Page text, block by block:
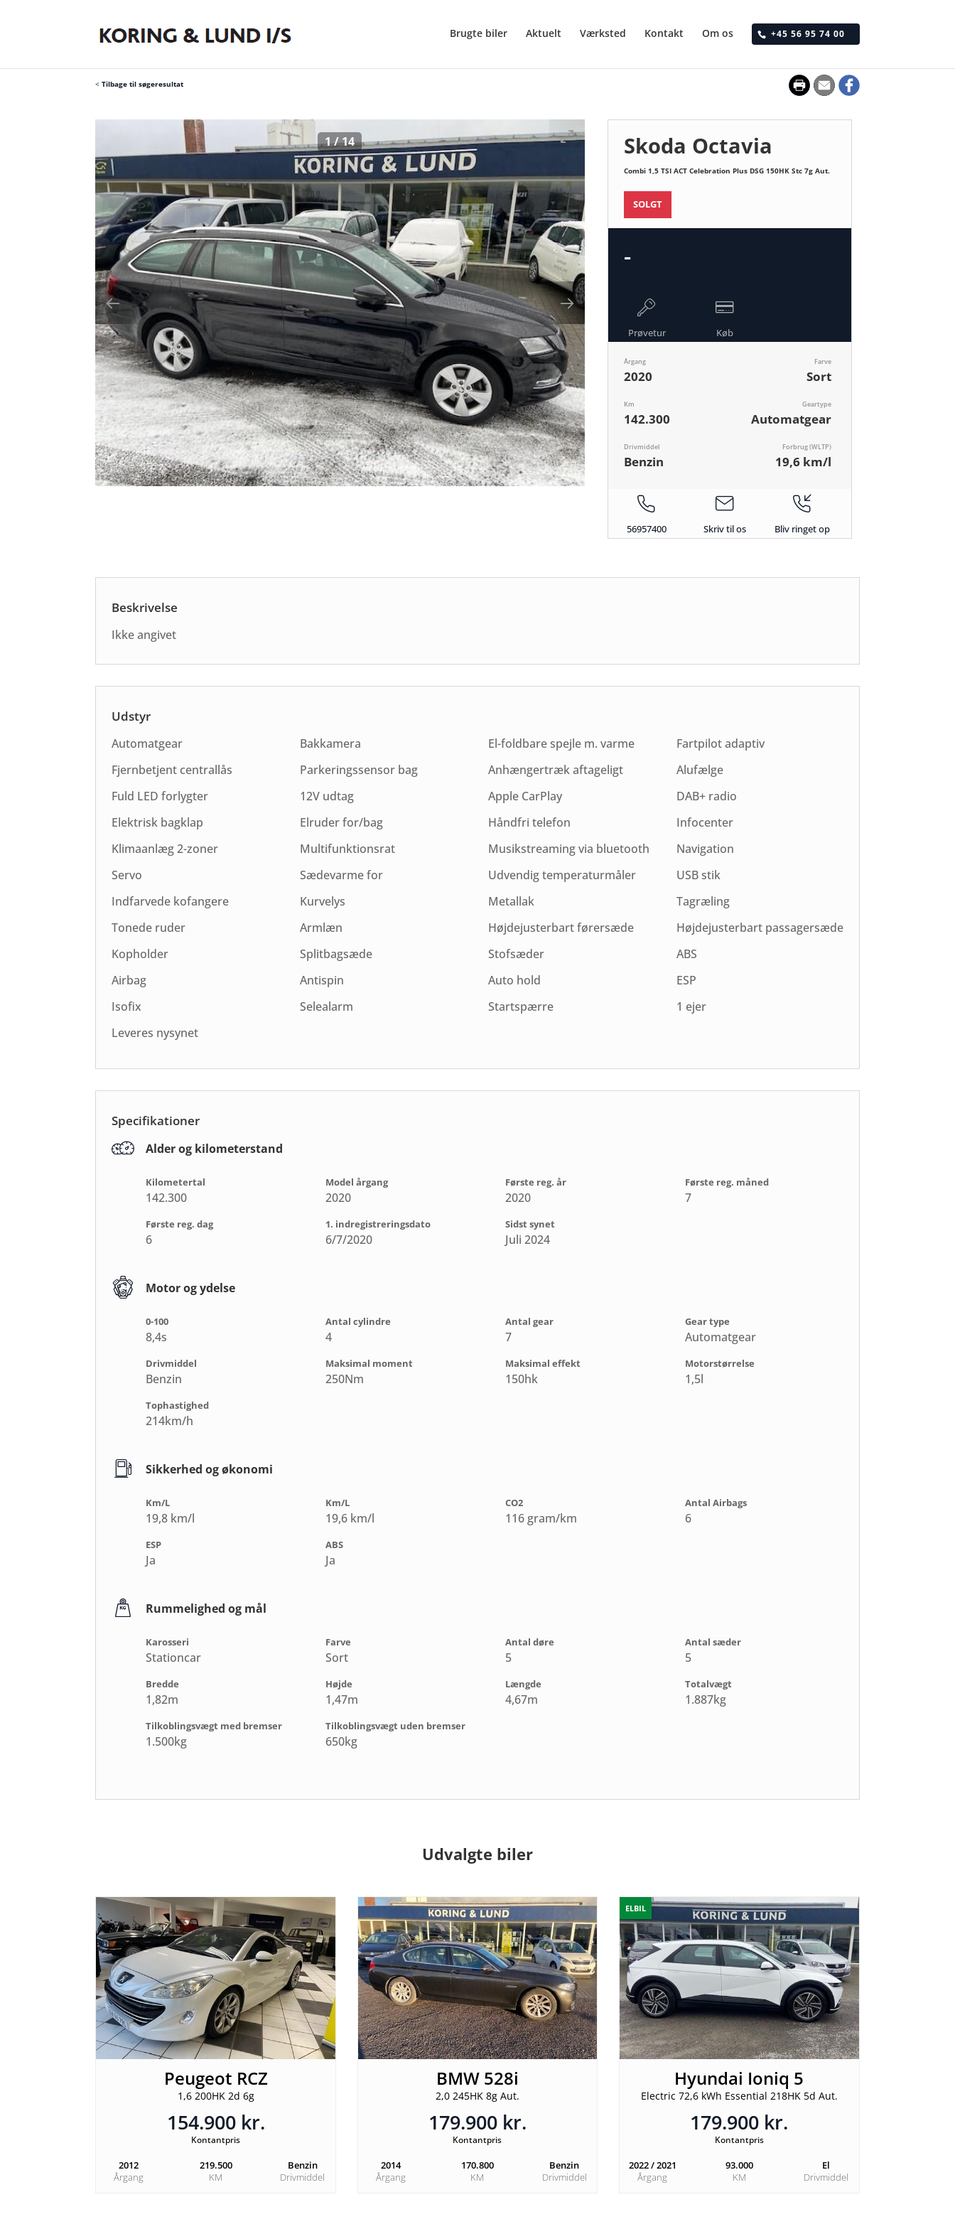
Brugte biler Aktuelt Værksted Kontakt Om os +45 56 95 74 00
<Tilbage til søgeresultat
1/14 Skoda Octavia
Combi 1,5 TSI ACT Celebration Plus DSG 150HK Stc 7g Aut.
SOLGT
-
Prøvetur Køb
Årgang
2020
Farve
Sort
Km
142.300
Geartype
Automatgear
Drivmiddel
Benzin
Forbrug (WLTP)
19,6 km/l
56957400 Skriv til os Bliv ringet op
Beskrivelse
Ikke angivet
Udstyr
Automatgear Bakkamera El-foldbare spejle m. varme
Fartpilot adaptiv
Fjernbetjent centrallås
Parkeringssensor bag Anhængertræk aftageligt
Alufælge
Fuld LED forlygter
12V udtag Apple CarPlay
DAB+ radio
Elektrisk bagklap
Elruder for/bag Håndfri telefon
Infocenter
Klimaanlæg 2-zoner
Multifunktionsrat Musikstreaming via bluetooth
Navigation
Servo
Sædevarme for Udvendig temperaturmåler
USB stik
Indfarvede kofangere
Kurvelys Metallak
Tagræling
Tonede ruder
Armlæn Højdejusterbart førersæde
Højdejusterbart passagersæde
Kopholder
Splitbagsæde Stofsæder
ABS
Airbag
Antispin Auto hold
ESP
Isofix
Selealarm Startspærre
1 ejer
Leveres nysynet
Specifikationer
Alder og kilometerstand
Kilometertal
142.300
Model årgang
2020
Første reg. år
2020
Første reg. måned
7
Første reg. dag
6
1. indregistreringsdato
6/7/2020
Sidst synet
Juli 2024
Motor og ydelse
0-100
8,4s
Antal cylindre
4
Antal gear
7
Gear type
Automatgear
Drivmiddel
Benzin
Maksimal moment
250Nm
Maksimal effekt
150hk
Motorstørrelse
1,5l
Tophastighed
214km/h
Sikkerhed og økonomi
Km/L
19,8 km/l
Km/L
19,6 km/l
CO2
116 gram/km
Antal Airbags
6
ESP
Ja
ABS
Ja
Rummelighed og mål
Karosseri
Stationcar
Farve
Sort
Antal døre
5
Antal sæder
5
Bredde
1,82m
Højde
1,47m
Længde
4,67m
Totalvægt
1.887kg
Tilkoblingsvægt med bremser
1.500kg
Tilkoblingsvægt uden bremser
650kg
Udvalgte biler
Peugeot RCZ
1,6 200HK 2d 6g
154.900 kr.
Kontantpris
2012
Årgang
219.500
KM
Benzin
Drivmiddel
BMW 528i
2,0 245HK 8g Aut.
179.900 kr.
Kontantpris
2014
Årgang
170.800
KM
Benzin
Drivmiddel
ELBIL
Hyundai Ioniq 5
Electric 72,6 kWh Essential 218HK 5d Aut.
179.900 kr.
Kontantpris
2022 / 2021
Årgang
93.000
KM
El
Drivmiddel